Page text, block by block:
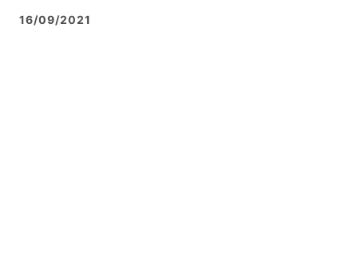
16/09/2021